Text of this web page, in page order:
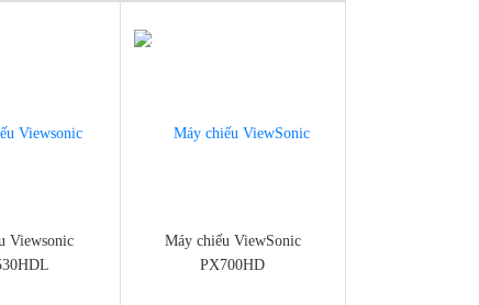
Viewsonic
-21%
Máy chiếu ViewSonic
PX700HD